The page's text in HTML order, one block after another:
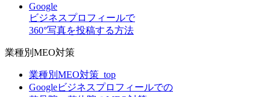
Google
ビジネスプロフィールで
360°写真を投稿する方法
業種別MEO対策
業種別MEO対策_top
Googleビジネスプロフィールでの